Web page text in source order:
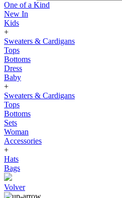
One of a Kind
New In
Kids
+
Sweaters & Cardigans
Tops
Bottoms
Dress
Baby
+
Sweaters & Cardigans
Tops
Bottoms
Sets
Woman
Accessories
+
Hats
Bags
Volver